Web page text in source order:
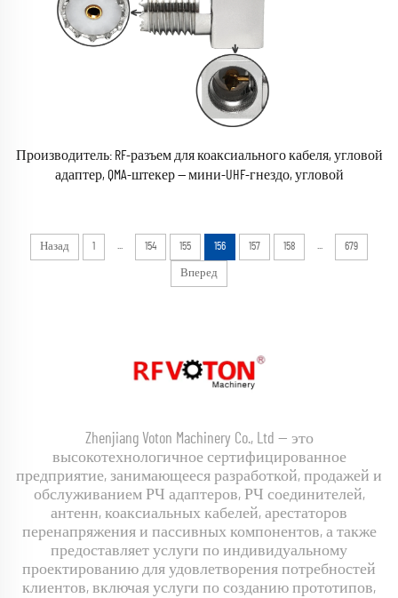
Производитель: RF-разъем для коаксиального кабеля, угловой
адаптер, QMA-штекер — мини-UHF-гнездо, угловой
Назад 1 ... 154 155 156 157 158 ... 679
Вперед
Zhenjiang Voton Machinery Co., Ltd — это
высокотехнологичное сертифицированное
предприятие, занимающееся разработкой, продажей и
обслуживанием РЧ адаптеров, РЧ соединителей,
антенн, коаксиальных кабелей, арестаторов
перенапряжения и пассивных компонентов, а также
предоставляет услуги по индивидуальному
проектированию для удовлетворения потребностей
клиентов, включая услуги по созданию прототипов,